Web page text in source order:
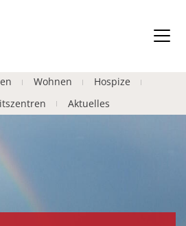
Wohnen
Hospize
Aktuelles